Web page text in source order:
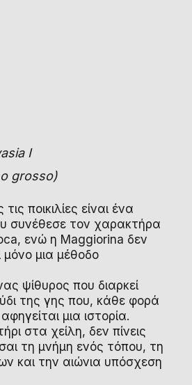
I
grosso)
ποικιλίες είναι ένα
συνέθεσε τον χαρακτήρα
ενώ η Maggiorina δεν
μια μέθοδο
ψίθυρος που διαρκεί
της γης που, κάθε φορά
μια ιστορία.
στα χείλη, δεν πίνεις
τη μνήμη ενός τόπου, τη
και την αιώνια υπόσχεση